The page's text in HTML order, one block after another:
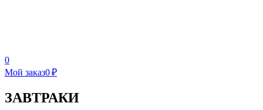
0
Мой заказ0 ₽
ЗАВТРАКИ